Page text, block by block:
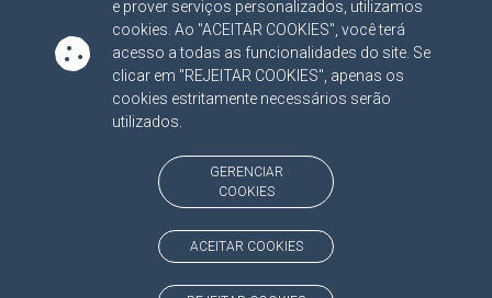
e prover serviços personalizados, utilizamos
cookies. Ao "ACEITAR COOKIES", você terá
acesso a todas as funcionalidades do site. Se
clicar em "REJEITAR COOKIES", apenas os
cookies estritamente necessários serão
utilizados.
GERENCIAR
COOKIES
ACEITAR COOKIES
CEP: 79031-310
SIGA NOSSAS REDES SOCIAIS
Linked InYoutube
Facebook
X
BAIXE NOSSO APLICATIVO